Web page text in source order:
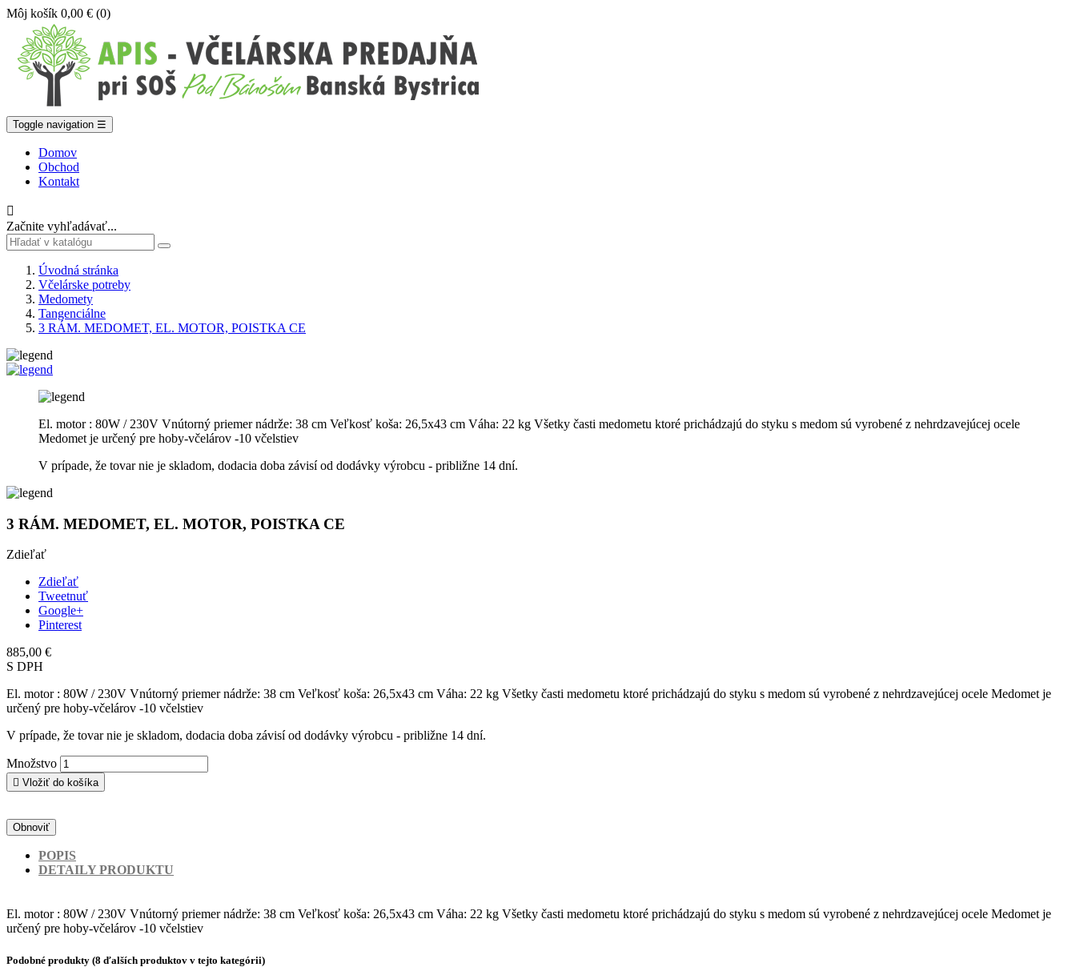
Môj košík 0,00 € (0)
Toggle navigation ☰
Domov
Obchod
Kontakt

Začnite vyhľadávať...
Úvodná stránka
Včelárske potreby
Medomety
Tangenciálne
3 RÁM. MEDOMET, EL. MOTOR, POISTKA CE
El. motor : 80W / 230V Vnútorný priemer nádrže: 38 cm Veľkosť koša: 26,5x43 cm Váha: 22 kg Všetky časti medometu ktoré prichádzajú do styku s medom sú vyrobené z nehrdzavejúcej ocele
Medomet je určený pre hoby-včelárov -10 včelstiev
V prípade, že tovar nie je skladom, dodacia doba závisí od dodávky výrobcu - približne 14 dní.
3 RÁM. MEDOMET, EL. MOTOR, POISTKA CE
Zdieľať
Zdieľať
Tweetnuť
Google+
Pinterest
885,00 €
S DPH
El. motor : 80W / 230V Vnútorný priemer nádrže: 38 cm Veľkosť koša: 26,5x43 cm Váha: 22 kg Všetky časti medometu ktoré prichádzajú do styku s medom sú vyrobené z nehrdzavejúcej ocele Medomet je
určený pre hoby-včelárov -10 včelstiev
V prípade, že tovar nie je skladom, dodacia doba závisí od dodávky výrobcu - približne 14 dní.
Množstvo
 Vložiť do košíka
POPIS
DETAILY PRODUKTU
El. motor : 80W / 230V Vnútorný priemer nádrže: 38 cm Veľkosť koša: 26,5x43 cm Váha: 22 kg Všetky časti medometu ktoré prichádzajú do styku s medom sú vyrobené z nehrdzavejúcej ocele Medomet je
určený pre hoby-včelárov -10 včelstiev
Podobné produkty (8 ďalších produktov v tejto kategórii)